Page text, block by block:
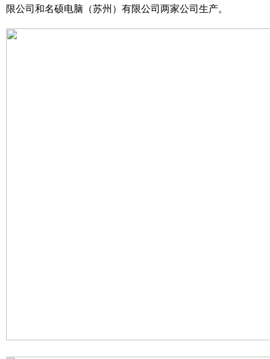
限公司和名硕电脑（苏州）有限公司两家公司生产。